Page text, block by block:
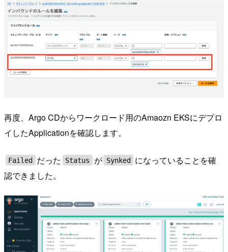
再度、Argo CDからワークロード用のAmaozn EKSにデプロ
イしたApplicationを確認します。
Failed だった Status が Synked になっていることを確
認できました。